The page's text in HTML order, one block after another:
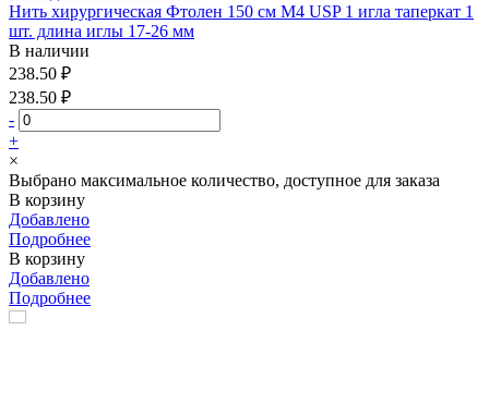
Нить хирургическая Фтолен 150 см М4 USP 1 игла таперкат 1
шт. длина иглы 17-26 мм
В наличии
238.50 ₽
238.50 ₽
-
+
×
Выбрано максимальное количество, доступное для заказа
В корзину
Добавлено
Подробнее
В корзину
Добавлено
Подробнее